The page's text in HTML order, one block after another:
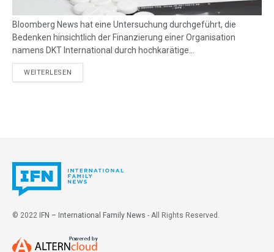
Bloomberg News hat eine Untersuchung durchgeführt, die
Bedenken hinsichtlich der Finanzierung einer Organisation
namens DKT International durch hochkarätige...
WEITERLESEN
© 2022 IFN – International Family News - All Rights Reserved.